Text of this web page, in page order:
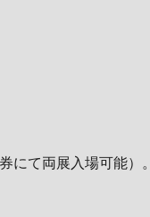
にて両展入場可能）。